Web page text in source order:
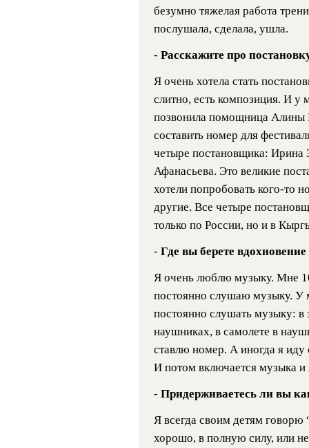
безумно тяжелая работа
послушала, сделала, ушла.
- Расскажите про
Я очень хотела стать
слитно, есть композиция. И у
позвонила помощница Алины
составить номер для
четыре постановщика: Ирина
Афанасьева. Это великие
хотели попробовать кого-то
другие. Все четыре
только по России, но и в
- Где вы берете
Я очень люблю музыку. Мне
постоянно слушаю музыку. У
постоянно слушать музыку: в
наушниках, в самолете в
ставлю номер. А иногда я иду
И потом включается музыка
- Придерживаетесь ли вы
Я всегда своим детям говорю
хорошо, в полную силу, или